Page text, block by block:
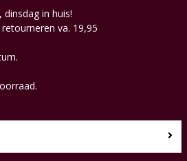
in huis!
va. 19,95